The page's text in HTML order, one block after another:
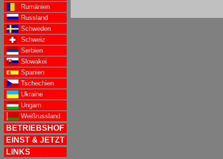
Rumänien
Russland
Schweden
Schweiz
Serbien
Slowakei
Spanien
Tschechien
Ukraine
Ungarn
Weißrussland
BETRIEBSHOF
EINST & JETZT
LINKS